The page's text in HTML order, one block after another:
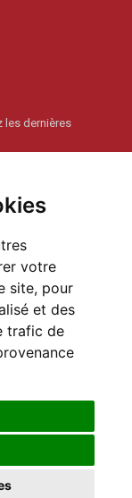
votre
site, pour
et des
trafic de
les dernières
2016